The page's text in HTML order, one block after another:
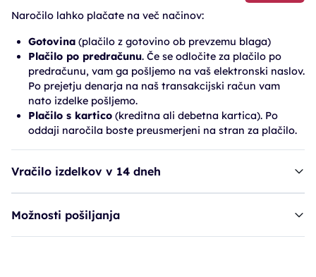
Naročilo lahko plačate na več načinov:
Gotovina (plačilo z gotovino ob prevzemu blaga)
Plačilo po predračunu. Če se odločite za plačilo po
predračunu, vam ga pošljemo na vaš elektronski naslov.
Po prejetju denarja na naš transakcijski račun vam
nato izdelke pošljemo.
Plačilo s kartico (kreditna ali debetna kartica). Po
oddaji naročila boste preusmerjeni na stran za plačilo.
Vračilo izdelkov v 14 dneh
Možnosti pošiljanja